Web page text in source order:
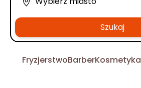
Szukaj
FryzjerstwoBarberKosmetyka